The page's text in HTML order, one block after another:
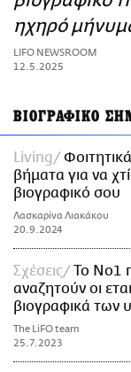
ΑΜΠΑ
PRINT
ηχηρό
LIFO NEWSROOM
12.5.2025
ΒΙΟΓΡΑΦΙΚΟ
Living
βήματα για να
βιογραφικό σου
Λασκαρίνα Λιακάκου
20.9.2024
Σχέσεις
To No1
αναζητούν οι
βιογραφικά των
The LiFO team
25.7.2023